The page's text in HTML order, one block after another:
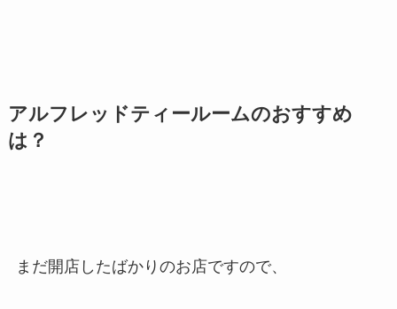
アルフレッドティールームのおすすめ
は？
まだ開店したばかりのお店ですので、